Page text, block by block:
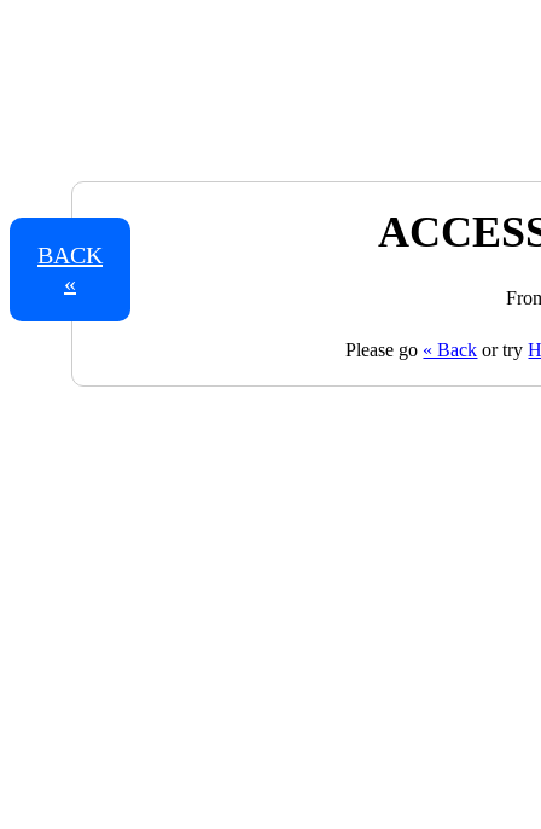
BACK
«
Please go « Back or try